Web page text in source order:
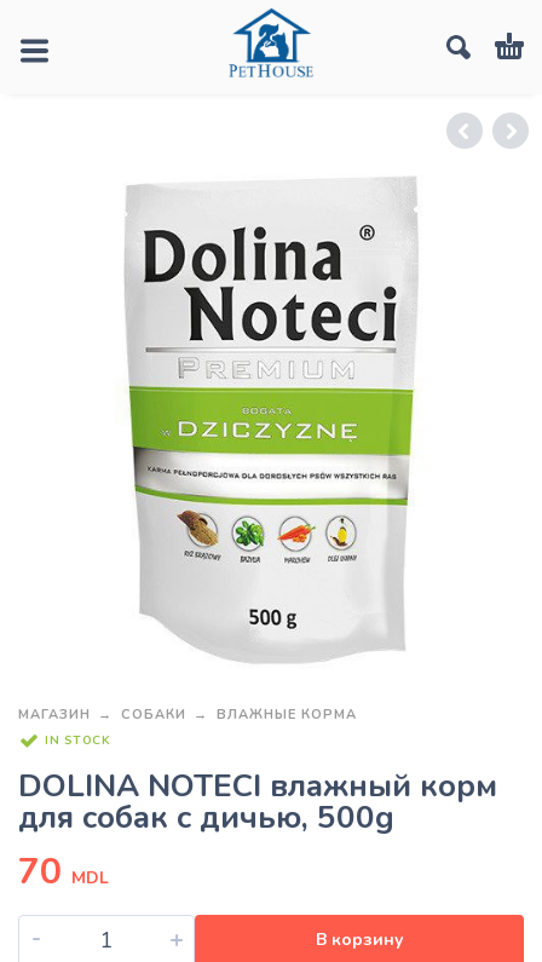
МАГАЗИН СОБАКИ ВЛАЖНЫЕ КОРМА
IN STOCK
DOLINA NOTECI влажный корм
для собак с дичью, 500g
70 MDL
- + В корзину